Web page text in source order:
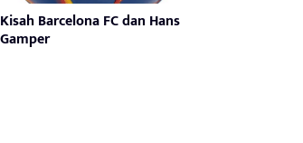
Kisah Barcelona FC dan Hans
Gamper